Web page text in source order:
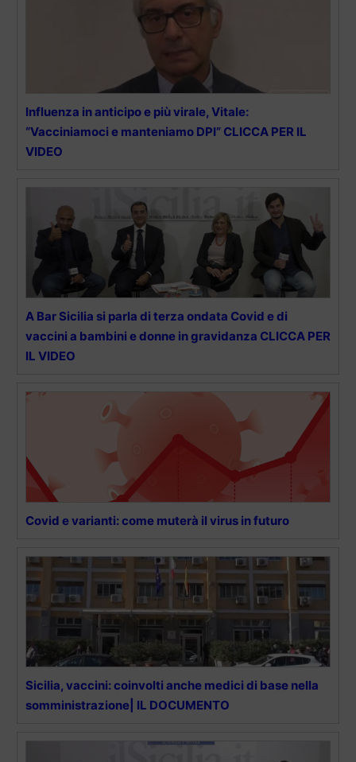
Influenza in anticipo e più virale, Vitale:
“Vacciniamoci e manteniamo DPI” CLICCA PER IL
VIDEO
A Bar Sicilia si parla di terza ondata Covid e di
vaccini a bambini e donne in gravidanza CLICCA PER
IL VIDEO
Covid e varianti: come muterà il virus in futuro
Sicilia, vaccini: coinvolti anche medici di base nella
somministrazione| IL DOCUMENTO